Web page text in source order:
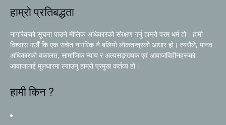
हाम्रो प्रतिबद्धता
नागरिकको सूचना पाउने मौलिक अधिकारको संरक्षण गर्नु हाम्रो परम धर्म हो। हामी
विश्वास गर्छौं कि एक सचेत नागरिक नै बलियो लोकतन्त्रको आधार हो। त्यसैले, मानव
अधिकारको वकालत, सामाजिक न्याय र अल्पसङ्ख्यक एवं आवाजविहीनहरूको
आवाजलाई मूलधारमा ल्याउनु हाम्रो प्रमुख कर्तव्य हो।
हामी किन ?